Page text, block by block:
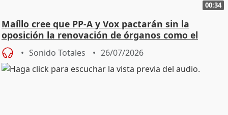
00:34
Maíllo cree que PP-A y Vox pactarán sin la
oposición la renovación de órganos como el
Defensor
Sonido Totales 26/07/2026